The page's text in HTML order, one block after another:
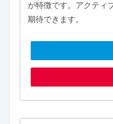
が特徴です。アクティ
期待できます。